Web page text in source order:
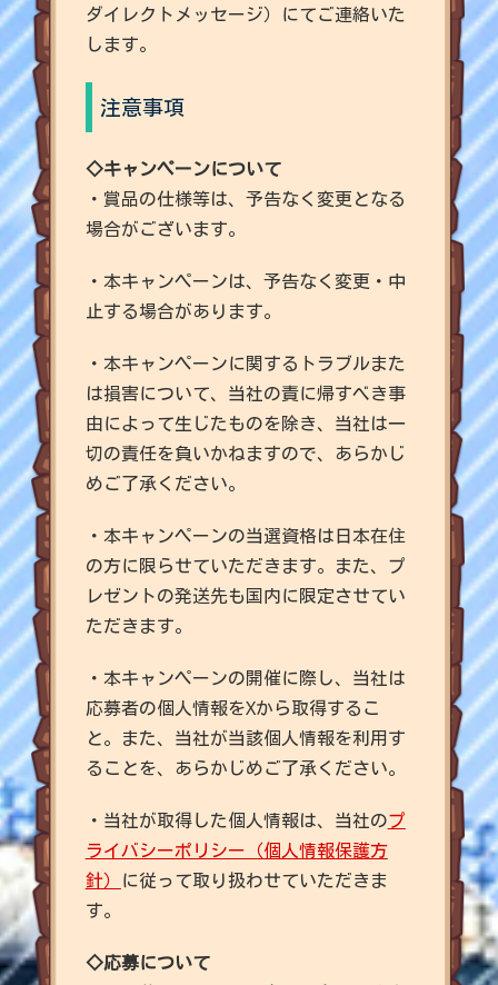
ダイレクトメッセージ）にてご連絡いた
します。
注意事項
◇キャンペーンについて
・賞品の仕様等は、予告なく変更となる
場合がございます。
・本キャンペーンは、予告なく変更・中
止する場合があります。
・本キャンペーンに関するトラブルまた
は損害について、当社の責に帰すべき事
由によって生じたものを除き、当社は一
切の責任を負いかねますので、あらかじ
めご了承ください。
・本キャンペーンの当選資格は日本在住
の方に限らせていただきます。また、プ
レゼントの発送先も国内に限定させてい
ただきます。
・本キャンペーンの開催に際し、当社は
応募者の個人情報をXから取得するこ
と。また、当社が当該個人情報を利用す
ることを、あらかじめご了承ください。
・当社が取得した個人情報は、当社のプ
ライバシーポリシー（個人情報保護方
針） に従って取り扱わせていただきま
す。
◇応募について